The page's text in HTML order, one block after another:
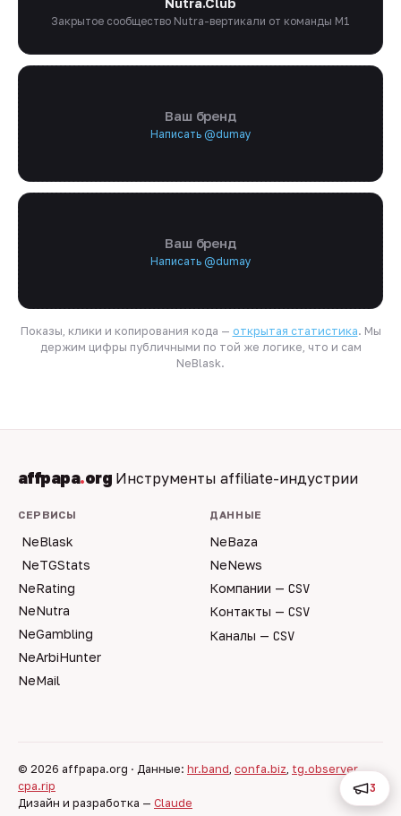
3
Закрытое сообщество Nutra-вертикали от команды M1
Ваш бренд
Написать @dumay
Ваш бренд
Написать @dumay
Показы, клики и копирования кода — открытая статистика. Мы
держим цифры публичными по той же логике, что и сам
NeBlask.
affpapa.org Инструменты affiliate-индустрии
СЕРВИСЫ
NeBlask
NeTGStats
NeRating
NeNutra
NeGambling
NeArbiHunter
NeMail
ДАННЫЕ
NeBaza
NeNews
Компании — CSV
Контакты — CSV
Каналы — CSV
© 2026 affpapa.org · Данные: hr.band, confa.biz, tg.observer,
cpa.rip
Дизайн и разработка — Claude